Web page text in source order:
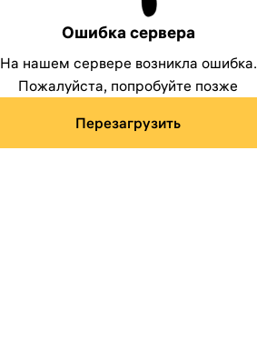
Ошибка сервера
На нашем сервере возникла ошибка.
Пожалуйста, попробуйте позже
Перезагрузить